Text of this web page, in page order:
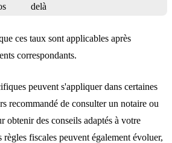
delà
ces taux sont applicables après
correspondants.
peuvent s'appliquer dans certaines
recommandé de consulter un notaire ou
obtenir des conseils adaptés à votre
fiscales peuvent également évoluer,